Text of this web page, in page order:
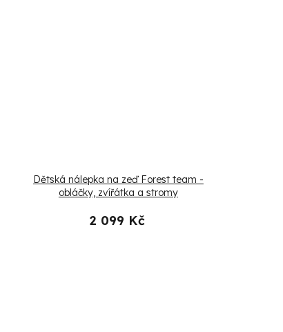
Dětská nálepka na zeď Forest team -
obláčky, zvířátka a stromy
2 099 Kč